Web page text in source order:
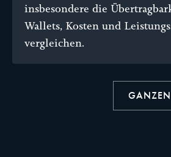
insbesondere die
Wallets, Kosten und
vergleichen.
GANZEN